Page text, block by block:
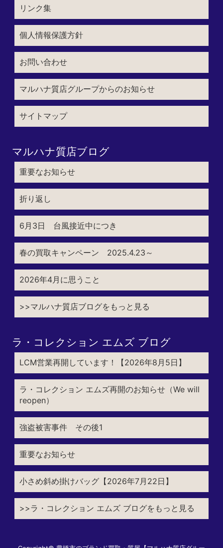
リンク集
個人情報保護方針
お問い合わせ
マルハナ質店グループからのお知らせ
サイトマップ
マルハナ質店ブログ
重要なお知らせ
折り返し
6月3日 台風接近中につき
春の買取キャンペーン 2025.4.23～
2026年4月に思うこと
>>マルハナ質店ブログをもっと見る
ラ・コレクション エムズ ブログ
LCM営業再開しています！【2026年8月5日】
ラ・コレクション エムズ再開のお知らせ（We will
reopen）
強盗被害事件 その後1
重要なお知らせ
小さめ斜め掛けバッグ【2026年7月22日】
>>ラ・コレクション エムズ ブログをもっと見る